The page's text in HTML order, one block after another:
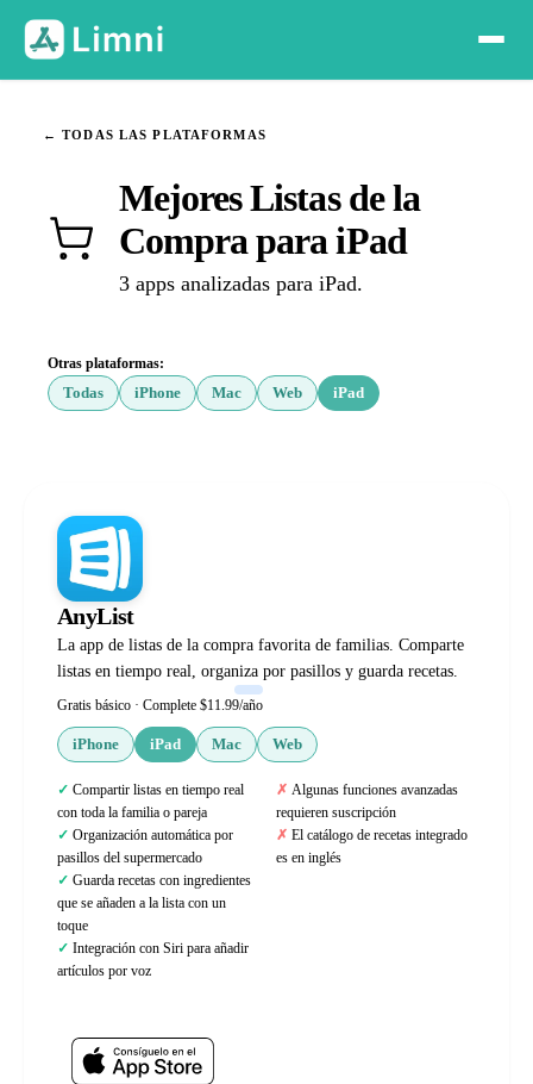
← TODAS LAS PLATAFORMAS
Mejores Listas de la
Compra para iPad
3 apps analizadas para iPad.
Otras plataformas:
Todas
iPhone Mac Web iPad
AnyList
La app de listas de la compra favorita de familias. Comparte
listas en tiempo real, organiza por pasillos y guarda recetas.
Gratis básico · Complete $11.99/año
iPhone iPad Mac Web
Compartir listas en tiempo real
con toda la familia o pareja
Organización automática por
pasillos del supermercado
Guarda recetas con ingredientes
que se añaden a la lista con un
toque
Integración con Siri para añadir
artículos por voz
Algunas funciones avanzadas
requieren suscripción
El catálogo de recetas integrado
es en inglés